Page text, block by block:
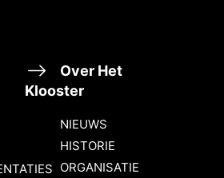
Over Het
Klooster
NIEUWS
HISTORIE
ORGANISATIE